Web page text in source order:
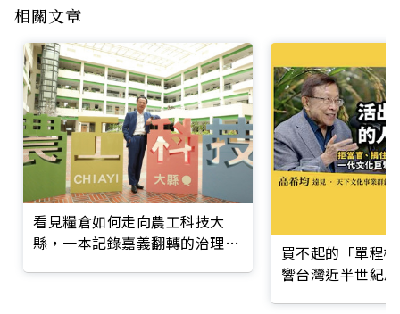
相關文章
看見糧倉如何走向農工科技大
縣，一本記錄嘉義翻轉的治理實
買不起的「單程
響台灣近半世紀